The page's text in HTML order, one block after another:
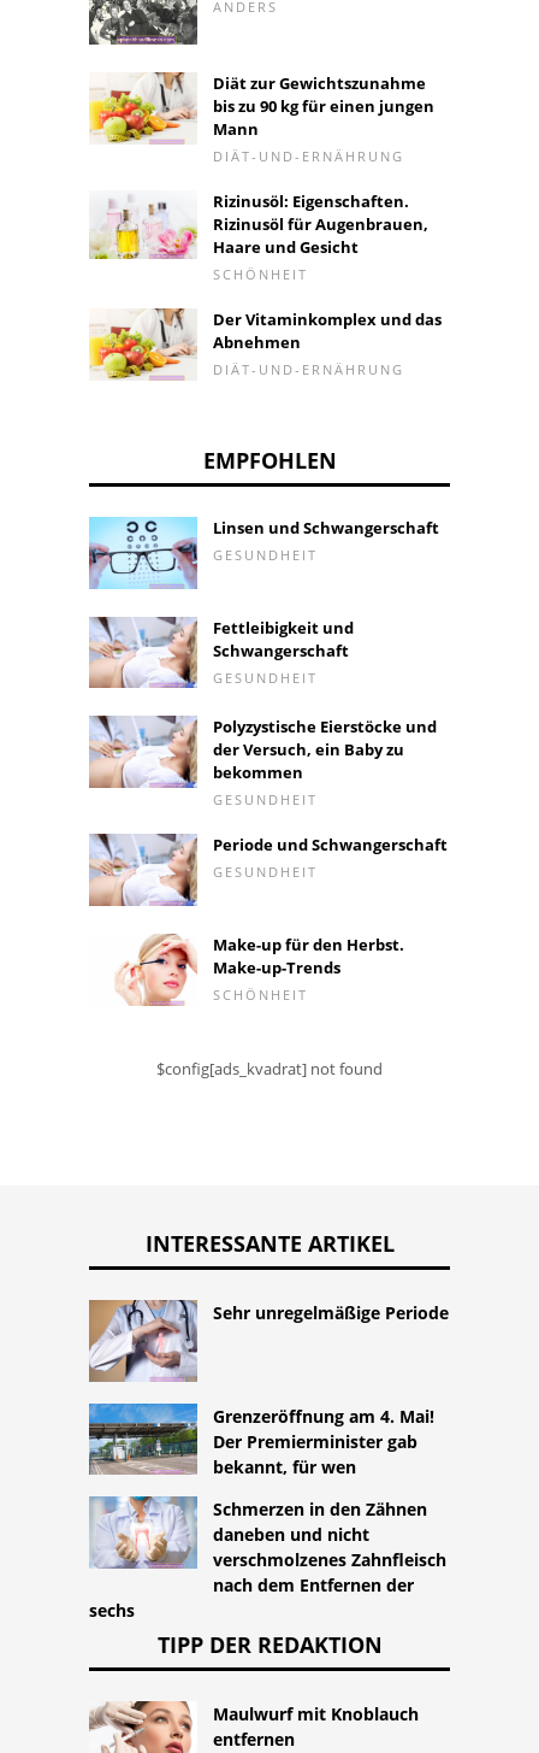
ANDERS
Diät zur Gewichtszunahme
bis zu 90 kg für einen jungen
Mann
DIÄT-UND-ERNÄHRUNG
Rizinusöl: Eigenschaften.
Rizinusöl für Augenbrauen,
Haare und Gesicht
SCHÖNHEIT
Der Vitaminkomplex und das
Abnehmen
DIÄT-UND-ERNÄHRUNG
EMPFOHLEN
Linsen und Schwangerschaft
GESUNDHEIT
Fettleibigkeit und
Schwangerschaft
GESUNDHEIT
Polyzystische Eierstöcke und
der Versuch, ein Baby zu
bekommen
GESUNDHEIT
Periode und Schwangerschaft
GESUNDHEIT
Make-up für den Herbst.
Make-up-Trends
SCHÖNHEIT
$config[ads_kvadrat] not found
INTERESSANTE ARTIKEL
Sehr unregelmäßige Periode
Grenzeröffnung am 4. Mai!
Der Premierminister gab
bekannt, für wen
Schmerzen in den Zähnen
daneben und nicht
verschmolzenes Zahnfleisch
nach dem Entfernen der
sechs
TIPP DER REDAKTION
Maulwurf mit Knoblauch
entfernen